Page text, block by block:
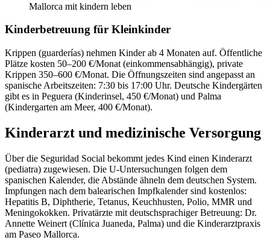
Mallorca mit kindern leben
Kinderbetreuung für Kleinkinder
Krippen (guarderías) nehmen Kinder ab 4 Monaten auf. Öffentliche
Plätze kosten 50–200 €/Monat (einkommensabhängig), private
Krippen 350–600 €/Monat. Die Öffnungszeiten sind angepasst an
spanische Arbeitszeiten: 7:30 bis 17:00 Uhr. Deutsche Kindergärten
gibt es in Peguera (Kinderinsel, 450 €/Monat) und Palma
(Kindergarten am Meer, 400 €/Monat).
Kinderarzt und medizinische Versorgung
Über die Seguridad Social bekommt jedes Kind einen Kinderarzt
(pediatra) zugewiesen. Die U-Untersuchungen folgen dem
spanischen Kalender, die Abstände ähneln dem deutschen System.
Impfungen nach dem balearischen Impfkalender sind kostenlos:
Hepatitis B, Diphtherie, Tetanus, Keuchhusten, Polio, MMR und
Meningokokken. Privatärzte mit deutschsprachiger Betreuung: Dr.
Annette Weinert (Clínica Juaneda, Palma) und die Kinderarztpraxis
am Paseo Mallorca.